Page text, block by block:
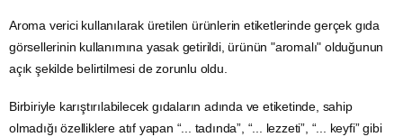
Aroma verici kullanılarak üretilen ürünlerin etiketlerinde gerçek gıda
görsellerinin kullanımına yasak getirildi, ürünün "aromalı" olduğunun
açık şekilde belirtilmesi de zorunlu oldu.
Birbiriyle karıştırılabilecek gıdaların adında ve etiketinde, sahip
olmadığı özelliklere atıf yapan “... tadında”, “... lezzeti”, “... keyfi” gibi